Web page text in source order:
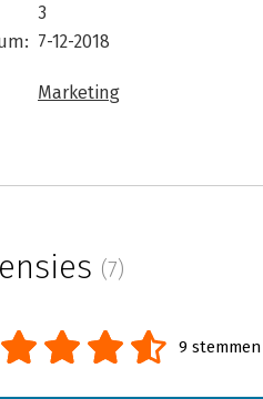
3
7-12-2018
Marketing
(7)
9 stemmen